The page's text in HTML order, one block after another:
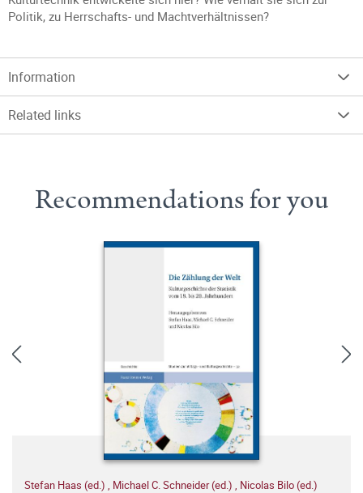
Politik, zu Herrschafts- und Machtverhältnissen?
Information
Related links
Recommendations for you
Stefan Haas (ed.) , Michael C. Schneider (ed.) , Nicolas Bilo (ed.)